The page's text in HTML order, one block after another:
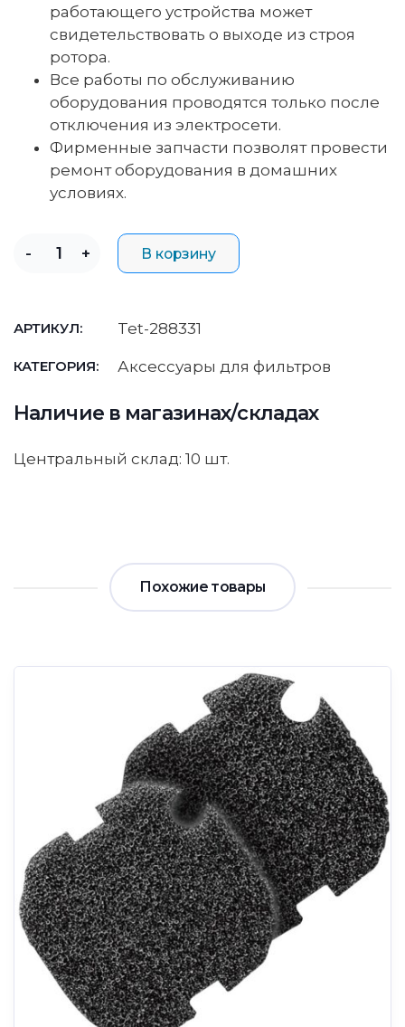
работающего устройства может
свидетельствовать о выходе из строя
ротора.
Все работы по обслуживанию
оборудования проводятся только после
отключения из электросети.
Фирменные запчасти позволят провести
ремонт оборудования в домашних
условиях.
+
- В корзину
АРТИКУЛ: Tet-288331
КАТЕГОРИЯ: Аксессуары для фильтров
Наличие в магазинах/складах
Центральный склад: 10 шт.
Похожие товары